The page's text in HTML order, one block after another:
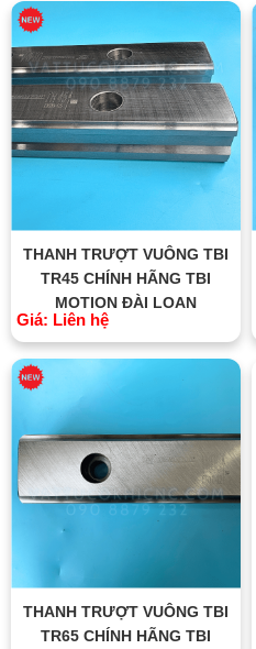
THANH TRƯỢT VUÔNG TBI
TR45 CHÍNH HÃNG TBI
MOTION ĐÀI LOAN
Giá: Liên hệ
THANH TRƯỢT VUÔNG TBI
TR65 CHÍNH HÃNG TBI